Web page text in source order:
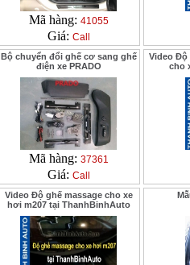
Mã hàng: 41055
Giá: Call
Bộ chuyển đổi ghế cơ sang ghế
điện xe PRADO
Mã hàng: 37361
Giá: Call
Video Độ
cho
Video Độ ghế massage cho xe
hơi m207 tại ThanhBinhAuto